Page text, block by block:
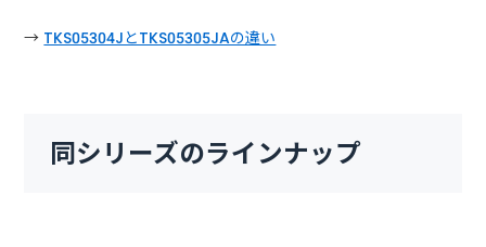
→ TKS05304JとTKS05305JAの違い
同シリーズのラインナップ